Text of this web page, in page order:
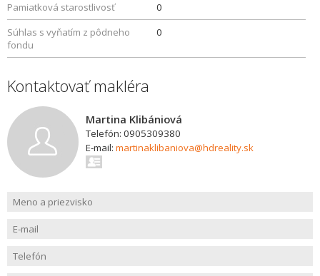
Pamiatková starostlivosť
0
Súhlas s vyňatím z pôdneho
fondu
0
Kontaktovať makléra
Martina Klibániová
Telefón: 0905309380
E-mail: martinaklibaniova@hdreality.sk